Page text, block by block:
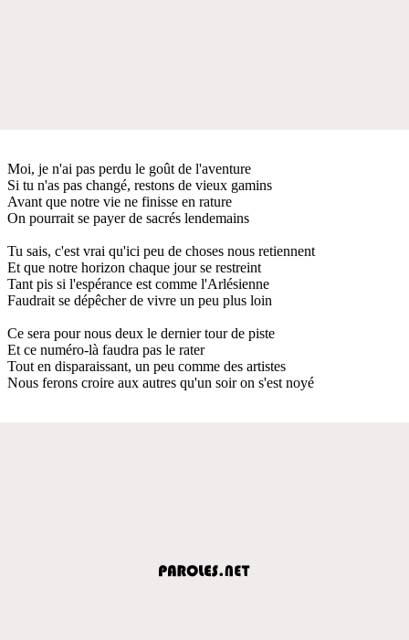
Moi, je n'ai pas perdu le goût de l'aventure
Si tu n'as pas changé, restons de vieux gamins
Avant que notre vie ne finisse en rature
On pourrait se payer de sacrés lendemains
Tu sais, c'est vrai qu'ici peu de choses nous retiennent
Et que notre horizon chaque jour se restreint
Tant pis si l'espérance est comme l'Arlésienne
Faudrait se dépêcher de vivre un peu plus loin
Ce sera pour nous deux le dernier tour de piste
Et ce numéro-là faudra pas le rater
Tout en disparaissant, un peu comme des artistes
Nous ferons croire aux autres qu'un soir on s'est noyé